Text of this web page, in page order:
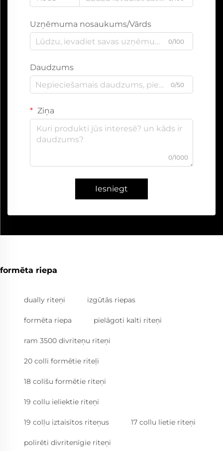
Uzņēmuma nosaukums/Vārds
0/100
Daudzums
0/50
Ziņa
0/1000
Iesniegt
formēta riepa
dually riteņi izgūtās riepas
formēta riepa pielāgoti kalti riteņi
ram 3500 divriteņu riteņi
20 colli formētie riteļi
18 colīšu formētie riteņi
19 collu ieliektie riteņi
19 colļu iztaisītos riteņus 17 collu lietie riteņi
polirēti divritenīgie riteņi